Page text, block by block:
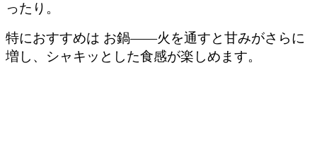
ったり。
特におすすめは お鍋——火を通すと甘みがさらに
増し、シャキッとした食感が楽しめます。